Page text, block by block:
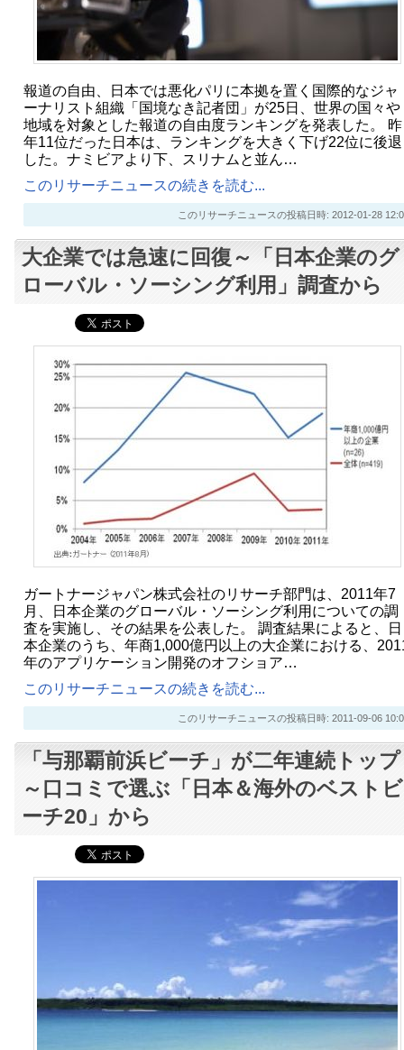
報道の自由、日本では悪化パリに本拠を置く国際的なジャ
ーナリスト組織「国境なき記者団」が25日、世界の国々や
地域を対象とした報道の自由度ランキングを発表した。 昨
年11位だった日本は、ランキングを大きく下げ22位に後退
した。ナミビアより下、スリナムと並ん…
このリサーチニュースの続きを読む...
このリサーチニュースの投稿日時: 2012-01-28
大企業では急速に回復～「日本企業のグ
ローバル・ソーシング利用」調査から
ガートナージャパン株式会社のリサーチ部門は、2011年7
月、日本企業のグローバル・ソーシング利用についての調
査を実施し、その結果を公表した。 調査結果によると、日
本企業のうち、年商1,000億円以上の大企業における、
年のアプリケーション開発のオフショア…
このリサーチニュースの続きを読む...
このリサーチニュースの投稿日時: 2011-09-06
「与那覇前浜ビーチ」が二年連続トップ
～口コミで選ぶ「日本＆海外のベストビ
ーチ20」から